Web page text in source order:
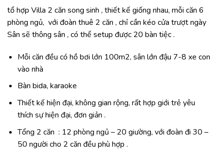
tổ hợp Villa 2 căn song sinh , thiết kế giống nhau, mỗi căn 6
phòng ngủ, với đoàn thuê 2 căn , chỉ cần kéo cửa trượt ngày
Sân sẽ thông sân , có thể setup được 20 bàn tiệc .
Mỗi căn đều có hồ bơi lớn 100m2, sân lớn đậu 7-8 xe con
vào nhà
Bàn bida, karaoke
Thiết kế hiện đại, không gian rộng, rất hợp giới trẻ yêu
thích sự hiện đại, đơn giản .
Tổng 2 căn : 12 phòng ngủ – 20 giường, với đoàn đi 30 –
50 người cho 2 căn đều phù hợp .